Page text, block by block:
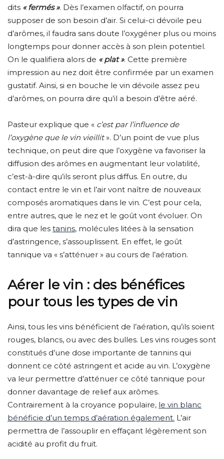
dits « fermés ». Dès l’examen olfactif, on pourra
supposer de son besoin d’air. Si celui-ci dévoile peu
d’arômes, il faudra sans doute l’oxygéner plus ou moins
longtemps pour donner accès à son plein potentiel.
On le qualifiera alors de « plat ». Cette première
impression au nez doit être confirmée par un examen
gustatif. Ainsi, si en bouche le vin dévoile assez peu
d’arômes, on pourra dire qu’il a besoin d’être aéré.
Pasteur explique que « c’est par l’influence de
l’oxygène que le vin vieillit». D’un point de vue plus
technique, on peut dire que l’oxygène va favoriser la
diffusion des arômes en augmentant leur volatilité,
c’est-à-dire qu’ils seront plus diffus. En outre, du
contact entre le vin et l’air vont naître de nouveaux
composés aromatiques dans le vin. C’est pour cela,
entre autres, que le nez et le goût vont évoluer. On
dira que les tanins, molécules litées à la sensation
d’astringence, s’assouplissent. En effet, le goût
tannique va « s’atténuer » au cours de l’aération.
Aérer le vin : des bénéfices
pour tous les types de vin
Ainsi, tous les vins bénéficient de l’aération, qu’ils soient
rouges, blancs, ou avec des bulles. Les vins rouges sont
constitués d’une dose importante de tannins qui
donnent ce côté astringent et acide au vin. L’oxygène
va leur permettre d’atténuer ce côté tannique pour
donner davantage de relief aux arômes.
Contrairement à la croyance populaire, le vin blanc
bénéficie d’un temps d’aération également. L’air
permettra de l’assouplir en effaçant légèrement son
acidité au profit du fruit.